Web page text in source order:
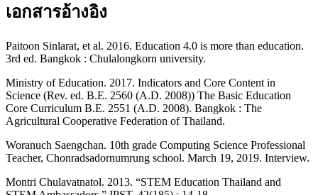
เอกสารอ้างอิง
Paitoon Sinlarat, et al. 2016. Education 4.0 is more than education.
3rd ed. Bangkok : Chulalongkorn university.
Ministry of Education. 2017. Indicators and Core Content in
Science (Rev. ed. B.E. 2560 (A.D. 2008)) The Basic Education
Core Curriculum B.E. 2551 (A.D. 2008). Bangkok : The
Agricultural Cooperative Federation of Thailand.
Woranuch Saengchan. 10th grade Computing Science Professional
Teacher, Chonradsadornumrung school. March 19, 2019. Interview.
Montri Chulavatnatol. 2013. “STEM Education Thailand and